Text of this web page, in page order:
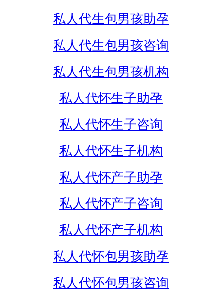
私人代生包男孩助孕
私人代生包男孩咨询
私人代生包男孩机构
私人代怀生子助孕
私人代怀生子咨询
私人代怀生子机构
私人代怀产子助孕
私人代怀产子咨询
私人代怀产子机构
私人代怀包男孩助孕
私人代怀包男孩咨询